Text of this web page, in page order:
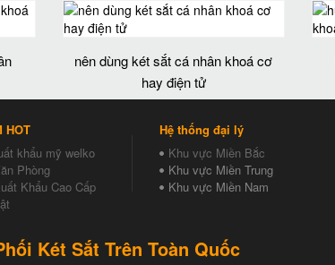
nên dùng két sắt cá nhân khoá cơ
hay điện tử
HOT
khẩu mỹ welko
Phòng
Khẩu Cao Cấp
Hệ thống đại lý
Khu vực Miền Bắc
Khu vực Miền Trung
Khu vực Miền Nam
Két Sắt Trên Toàn Quốc